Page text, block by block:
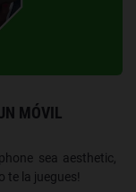
MÓVIL
sea aesthetic,
te la juegues!